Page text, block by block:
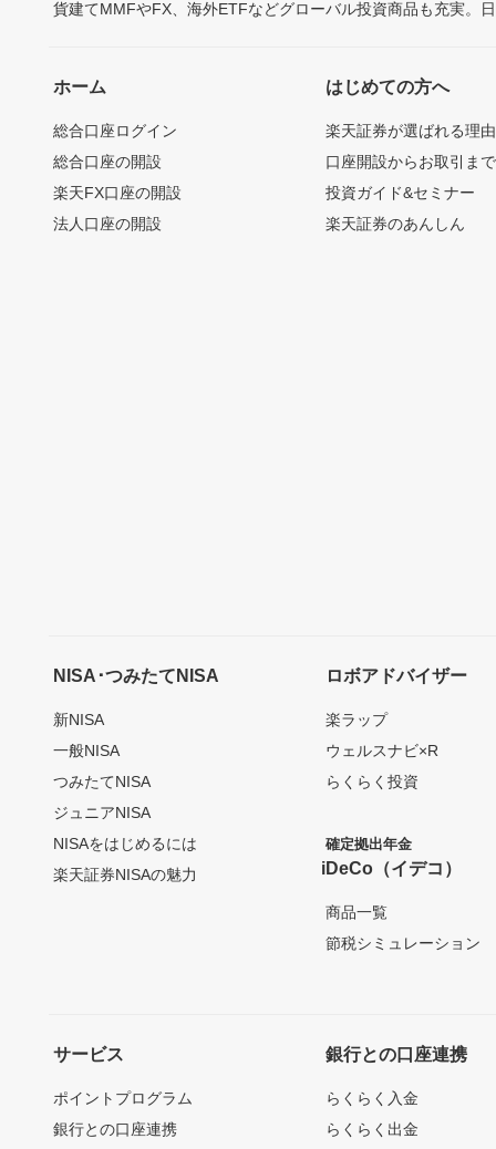
貨建てMMFやFX、海外ETFなどグローバル投資商品も充実。
ホーム
総合口座ログイン
総合口座の開設
楽天FX口座の開設
法人口座の開設
はじめての方へ
楽天証券が選ばれる理由
口座開設からお取引ま
投資ガイド&セミナー
楽天証券のあんしん
NISA･つみたてNISA
新NISA
一般NISA
つみたてNISA
ジュニアNISA
NISAをはじめるには
楽天証券NISAの魅力
ロボアドバイザー
楽ラップ
ウェルスナビ×R
らくらく投資
確定拠出年金
iDeCo（イデコ）
商品一覧
節税シミュレーション
サービス
ポイントプログラム
銀行との口座連携
銀行との口座連携
らくらく入金
らくらく出金